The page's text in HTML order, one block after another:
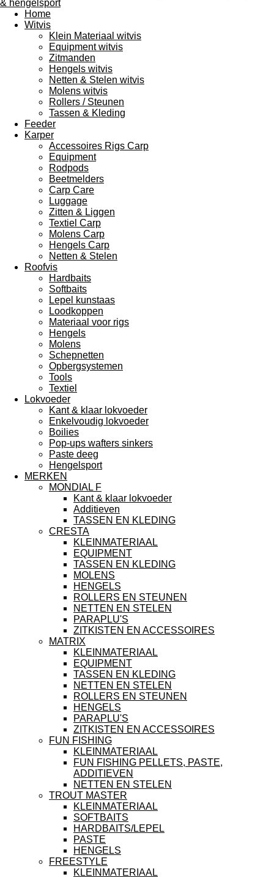
Home
Witvis
Klein Materiaal witvis
Equipment witvis
Zitmanden
Hengels witvis
Netten & Stelen witvis
Molens witvis
Rollers / Steunen
Tassen & Kleding
Feeder
Karper
Accessoires Rigs Carp
Equipment
Rodpods
Beetmelders
Carp Care
Luggage
Zitten & Liggen
Textiel Carp
Molens Carp
Hengels Carp
Netten & Stelen
Roofvis
Hardbaits
Softbaits
Lepel kunstaas
Loodkoppen
Materiaal voor rigs
Hengels
Molens
Schepnetten
Opbergsystemen
Tools
Textiel
Lokvoeder
Kant & klaar lokvoeder
Enkelvoudig lokvoeder
Boilies
Pop-ups wafters sinkers
Paste deeg
Hengelsport
MERKEN
MONDIAL F
Kant & klaar lokvoeder
Additieven
TASSEN EN KLEDING
CRESTA
KLEINMATERIAAL
EQUIPMENT
TASSEN EN KLEDING
MOLENS
HENGELS
ROLLERS EN STEUNEN
NETTEN EN STELEN
PARAPLU'S
ZITKISTEN EN ACCESSOIRES
MATRIX
KLEINMATERIAAL
EQUIPMENT
TASSEN EN KLEDING
NETTEN EN STELEN
ROLLERS EN STEUNEN
HENGELS
PARAPLU'S
ZITKISTEN EN ACCESSOIRES
FUN FISHING
KLEINMATERIAAL
FUN FISHING PELLETS, PASTE,
ADDITIEVEN
NETTEN EN STELEN
TROUT MASTER
KLEINMATERIAAL
SOFTBAITS
HARDBAITS/LEPEL
PASTE
HENGELS
FREESTYLE
KLEINMATERIAAL